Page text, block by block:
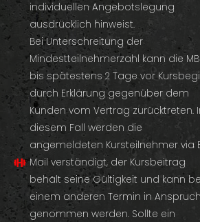
individuellen Angebotslegung
ausdrücklich hinweist.
Bei Unterschreitung der
Mindestteilnehmerzahl kann die MB
bis spätestens 2 Tage vor
durch Erklärung gegenüber dem
Kunden vom Vertrag zurücktreten.
diesem Fall werden die
angemeldeten Kursteilnehmer via
Mail verständigt, der Kursbeitrag
behält seine Gültigkeit und kann
einem anderen Termin in Anspruch
genommen werden. Sollte ein